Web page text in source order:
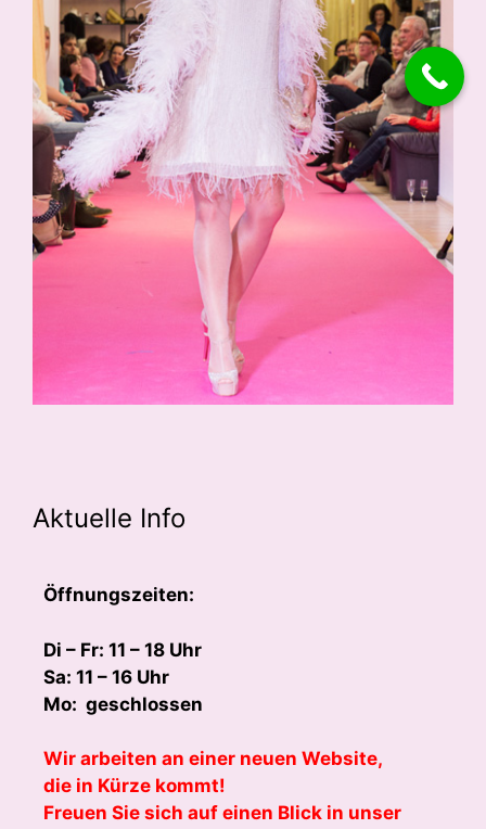
Aktuelle Info
Öffnungszeiten:
Di – Fr: 11 – 18 Uhr
Sa: 11 – 16 Uhr
Mo: geschlossen
Wir arbeiten an einer neuen Website,
die in Kürze kommt!
Freuen Sie sich auf einen Blick in unser